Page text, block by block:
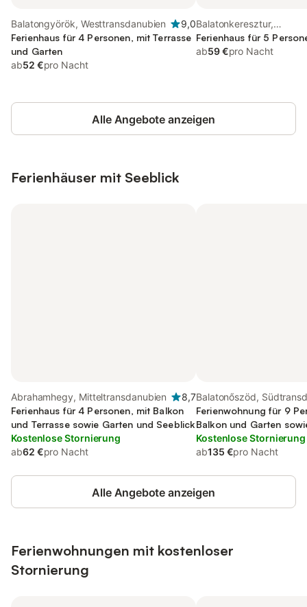
Balatongyörök, Westtransdanubien
9,0
Ferienhaus für 4 Personen, mit Terrasse
und Garten
ab52 €pro Nacht
Balatonkeresztur,
Südtransdanubien
Ferienhaus für 5
ab59 €pro Nacht
Alle Angebote anzeigen
Ferienhäuser mit Seeblick
Abrahamhegy, Mitteltransdanubien
8,7
Ferienhaus für 4 Personen, mit Balkon
und Terrasse sowie Garten und Seeblick
Kostenlose Stornierung
ab62 €pro Nacht
Balatonőszöd,
Ferienwohnung für 9
Balkon und Garten
Kostenlose Stornierung
ab135 €pro Nacht
Alle Angebote anzeigen
Ferienwohnungen mit kostenloser
Stornierung